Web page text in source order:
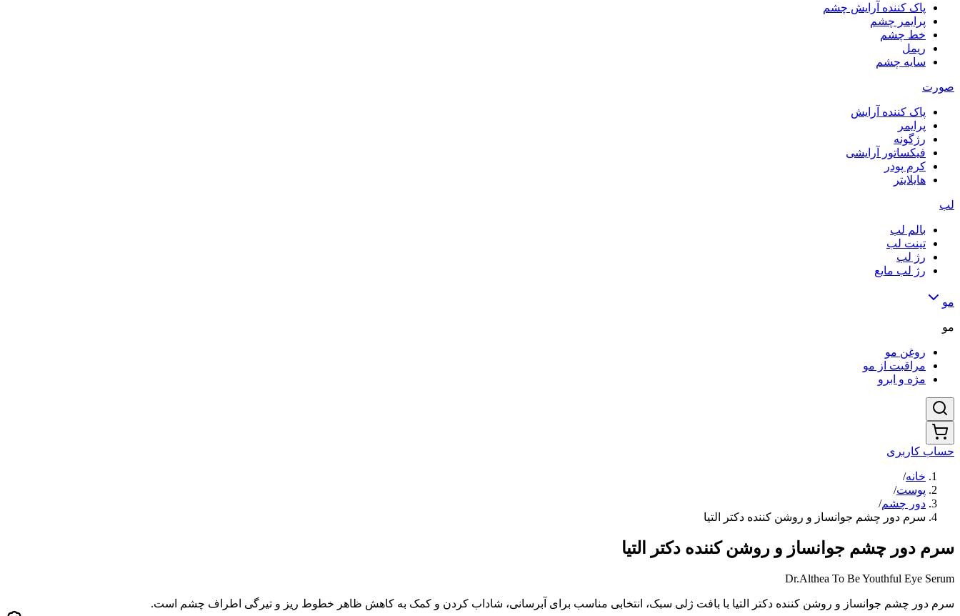
پاک کننده آرایش چشم
پرایمر چشم
خط چشم
ریمل
سایه چشم
صورت
پاک کننده آرایش
پرایمر
رژگونه
فیکساتور آرایشی
کرم پودر
هایلایتر
لب
بالم لب
تینت لب
رژ لب
رژ لب مایع
مو
مو
روغن مو
مراقبت از مو
مژه و ابرو
حساب کاربری
خانه/
پوست/
دور چشم/
سرم دور چشم جوانساز و روشن کننده دکتر التیا
سرم دور چشم جوانساز و روشن کننده دکتر التیا
Dr.Althea To Be Youthful Eye Serum
سرم دور چشم جوانساز و روشن کننده دکتر التیا با بافت ژلی سبک، انتخابی مناسب برای آبرسانی، شاداب کردن و کمک به کاهش ظاهر خطوط ریز و تیرگی اطراف چشم است.